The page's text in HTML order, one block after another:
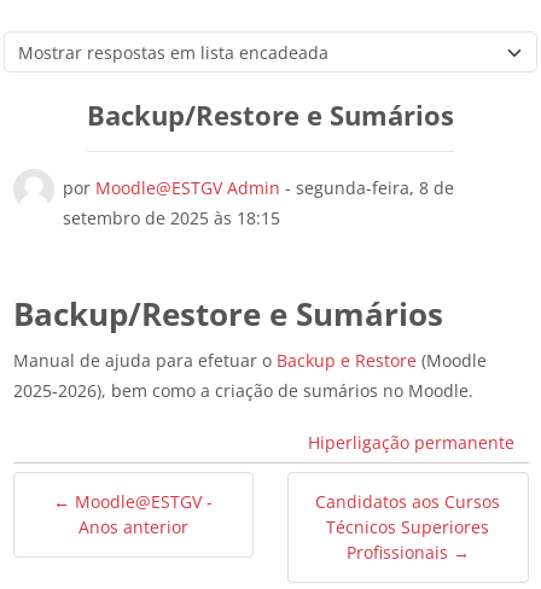
Modo de visualização
Backup/Restore e Sumários
Backup/Restore e Sumários
Manual de ajuda para efetuar o Backup e Restore(Moodle
2025-2026), bem como a criação de sumários no Moodle.
Hiperligação permanente
por Moodle@ESTGV Admin - segunda-feira, 8 de
setembro de 2025 às 18:15
Número de respostas: 0
← Moodle@ESTGV -
Anos anterior
Candidatos aos Cursos
Técnicos Superiores
Profissionais →